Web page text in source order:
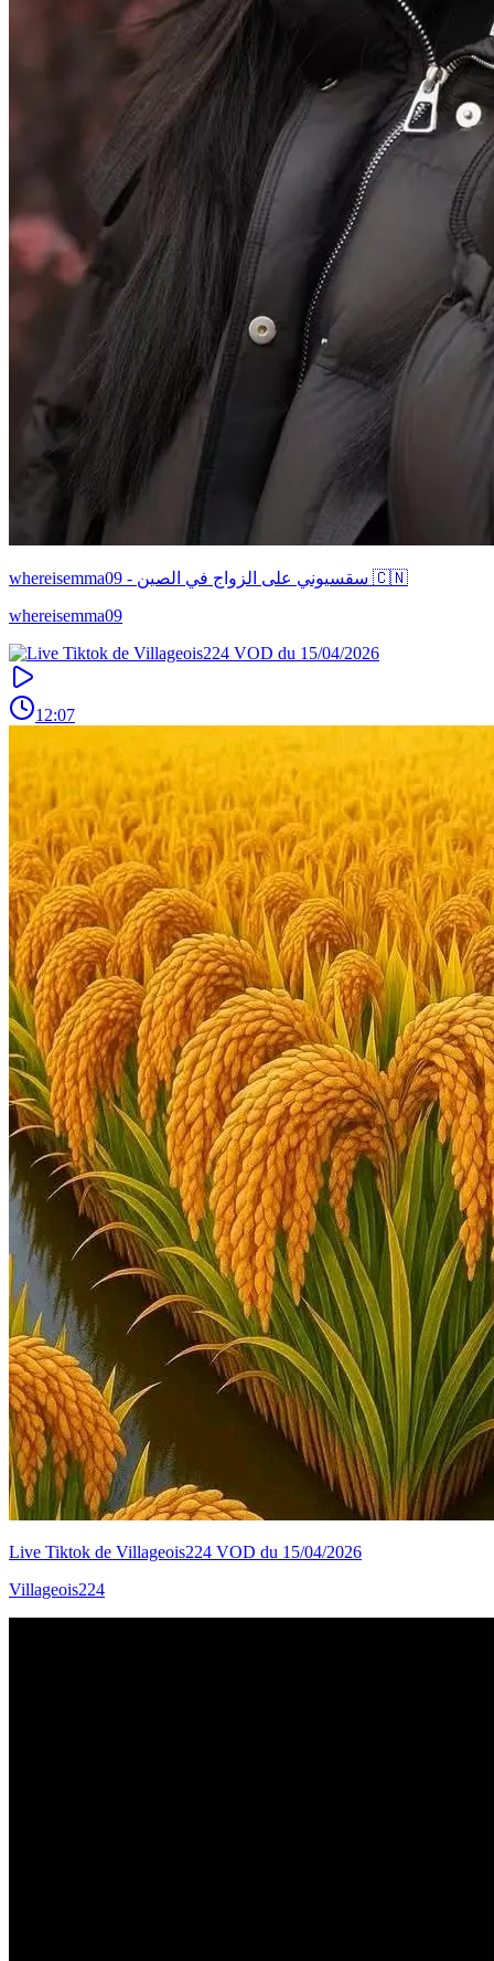
whereisemma09 - سقسيوني على الزواج في الصين 🇨🇳
whereisemma09
12:07
Live Tiktok de Villageois224 VOD du 15/04/2026
Villageois224